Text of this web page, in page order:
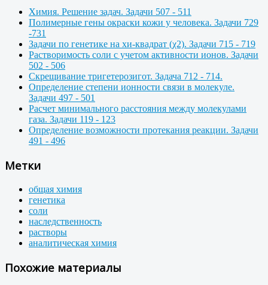
Химия. Решение задач. Задачи 507 - 511
Полимерные гены окраски кожи у человека. Задачи 729
-731
Задачи по генетике на хи-квадрат (χ2). Задачи 715 - 719
Растворимость соли с учетом активности ионов. Задачи
502 - 506
Скрещивание тригетерозигот. Задача 712 - 714.
Определение степени ионности связи в молекуле.
Задачи 497 - 501
Расчет минимального расстояния между молекулами
газа. Задачи 119 - 123
Определение возможности протекания реакции. Задачи
491 - 496
Метки
общая химия
генетика
соли
наследственность
растворы
аналитическая химия
Похожие материалы